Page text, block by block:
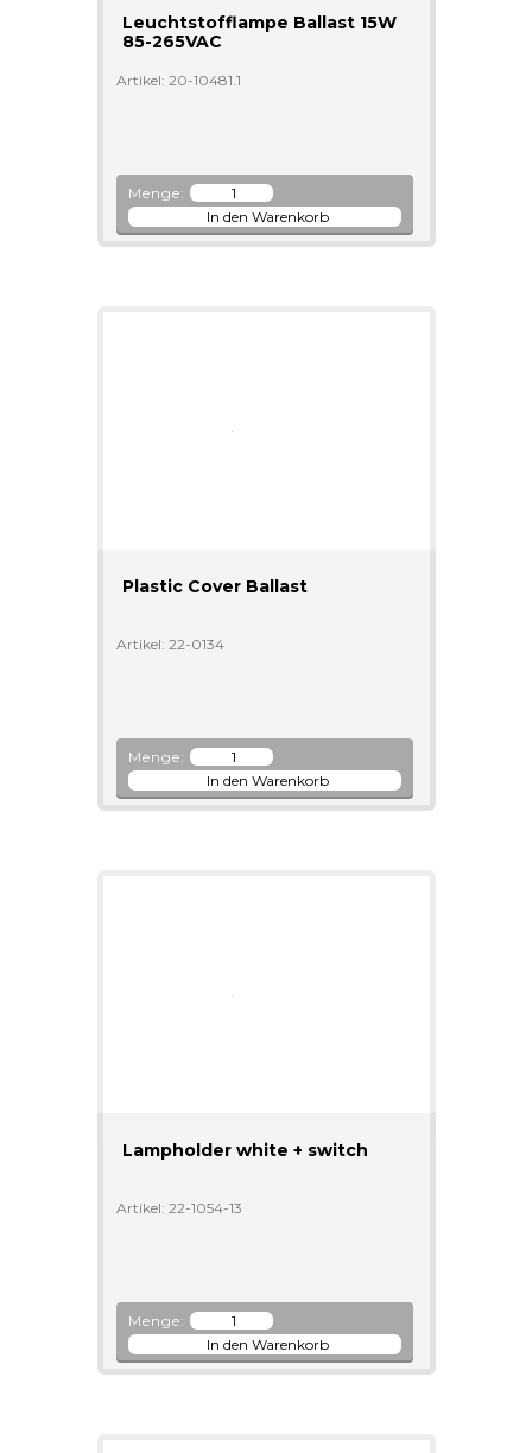
Leuchtstofflampe Ballast 15W
85-265VAC
Artikel: 20-10481.1
Menge:
Plastic Cover Ballast
Artikel: 22-0134
Menge:
Lampholder white + switch
Artikel: 22-1054-13
Menge: